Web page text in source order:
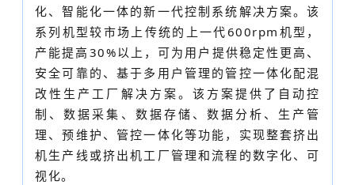
化、智能化一体的新一代控制系统解决方案。该
系列机型较市场上传统的上一代600rpm机型，
产能提高30%以上，可为用户提供稳定性更高、
安全可靠的、基于多用户管理的管控一体化配混
改性生产工厂解决方案。该方案提供了自动控
制、数据采集、数据存储、数据分析、生产管
理、预维护、管控一体化等功能，实现整套挤出
机生产线或挤出机工厂管理和流程的数字化、可
视化。